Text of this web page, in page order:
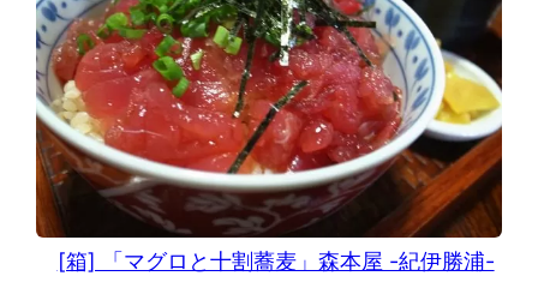
[箱] 「マグロと十割蕎麦」森本屋 -紀伊勝浦-